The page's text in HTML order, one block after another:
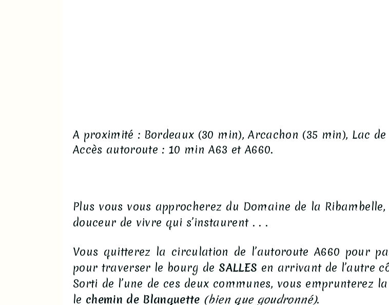
A proximité : Bordeaux (30 min), Arcachon (35 min), Lac
Accès autoroute : 10 min A63 et A660.
Plus vous vous approcherez du Domaine de la
douceur de vivre qui s’instaurent . . .
Vous quitterez la circulation de l’autoroute A660 pour
pour traverser le bourg de SALLES en arrivant de l’autre
Sorti de l’une de ces deux communes, vous emprunterez
le chemin de Blanquette (bien que goudronné).